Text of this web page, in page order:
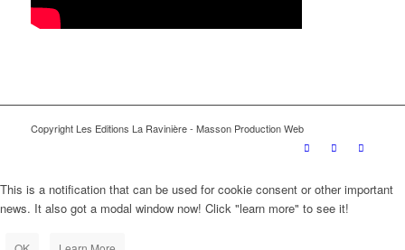
Copyright Les Editions La Ravinière - Masson Production Web
This is a notification that can be used for cookie consent or other important
news. It also got a modal window now! Click "learn more" to see it!